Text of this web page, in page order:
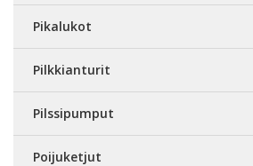
Pikalukot
Pilkkianturit
Pilssipumput
Poijuketjut